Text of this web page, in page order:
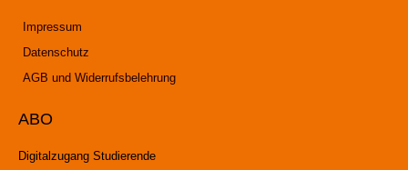
Impressum
Datenschutz
AGB und Widerrufsbelehrung
ABO
Digitalzugang Studierende